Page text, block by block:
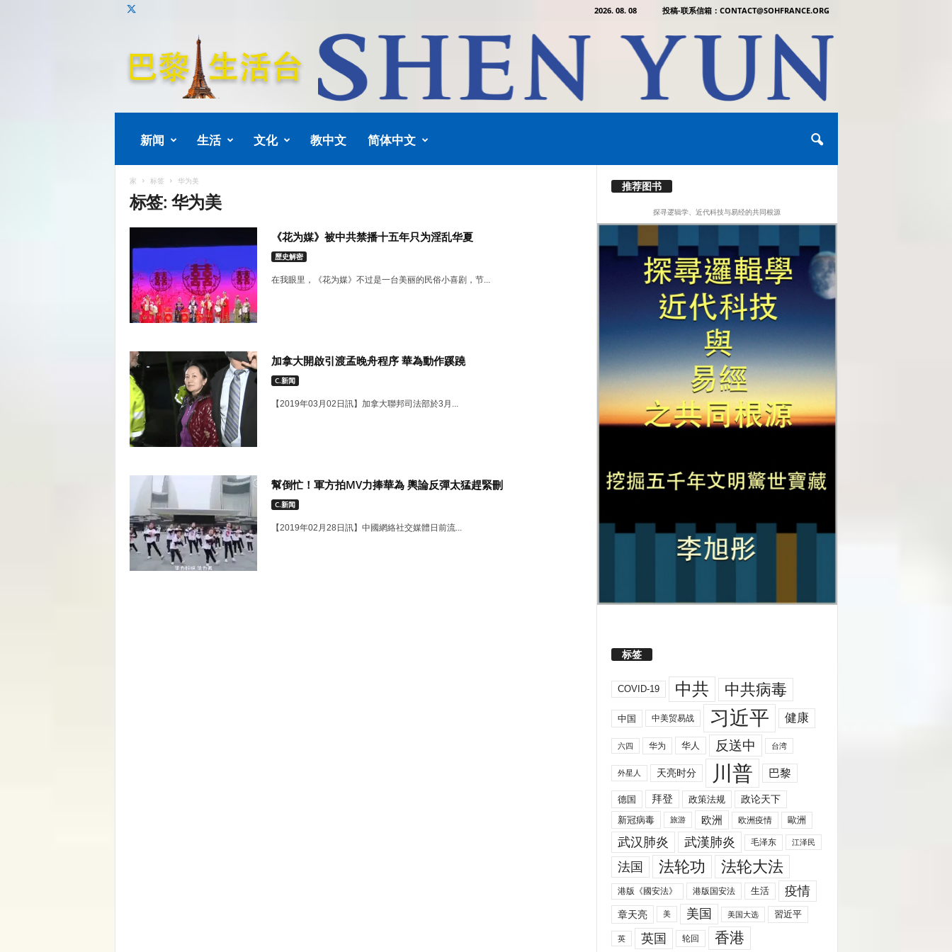
2026. 08. 08 投稿-联系信箱：CONTACT@SOHFRANCE.ORG
新闻 生活 文化 教中文 简体中文
家 标签 华为美
标签: 华为美
《花为媒》被中共禁播十五年只为淫乱华夏
歷史解密
在我眼里，《花为媒》不过是一台美丽的民俗小喜剧，节...
加拿大開啟引渡孟晚舟程序 華為動作蹊蹺
C.新闻
【2019年03月02日訊】加拿大聯邦司法部於3月...
幫倒忙！軍方拍MV力捧華為 輿論反彈太猛趕緊刪
C.新闻
【2019年02月28日訊】中國網絡社交媒體日前流...
推荐图书
探寻逻辑学、近代科技与易经的共同根源
标签
COVID-19 中共 中共病毒
中国 中美贸易战 习近平 健康
六四 华为 华人 反送中 台湾
外星人 天亮时分 川普 巴黎
德国 拜登 政策法规
政论天下
新冠病毒
旅游 欧洲 欧洲疫情 歐洲
武汉肺炎 武漢肺炎 毛泽东 江泽民
法国 法轮功 法轮大法
港版《國安法》 港版国安法 生活 疫情
章天亮 美 美国 美国大选 習近平
英 英国 轮回 香港